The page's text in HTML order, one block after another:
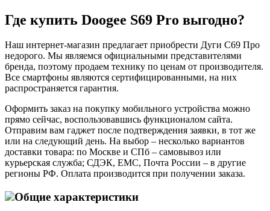
Где купить Doogee S69 Pro выгодно?
Наш интернет-магазин предлагает приобрести Дуги С69 Про
недорого. Мы являемся официальными представителями
бренда, поэтому продаем технику по ценам от производителя.
Все смартфоны являются сертифицированными, на них
распространяется гарантия.
Оформить заказ на покупку мобильного устройства можно
прямо сейчас, воспользовавшись функционалом сайта.
Отправим вам гаджет после подтверждения заявки, в тот же
или на следующий день. На выбор – несколько вариантов
доставки товара: по Москве и СПб – самовывоз или
курьерская служба; СДЭК, ЕМС, Почта России – в другие
регионы РФ. Оплата производится при получении заказа.
Общие характеристики